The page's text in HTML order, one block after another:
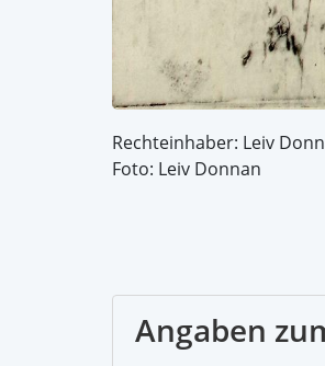
Rechteinhaber: Leiv
Foto: Leiv Donnan
Angaben